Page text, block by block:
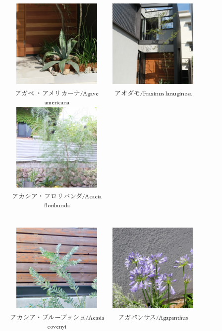
アガベ ・アメリカーナ/Agave
americana
アオダモ/Fraxinus lanuginosa
アカシア・フロリバンダ/Acacia
floribunda
アカシア・ブルーブッシュ/Acasia
covenyi
アガパンサス/Agapanthus